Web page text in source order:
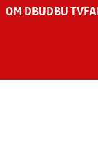
OM DBU DBU TV